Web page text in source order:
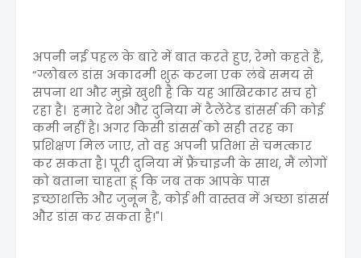
अपनी नई पहल के बारे में बात करते हुए, रेमो कहते हैं,
“ग्लोबल डांस अकादमी शुरू करना एक लंबे समय से
सपना था और मुझे खुशी है कि यह आखिरकार सच हो
रहा है। हमारे देश और दुनिया में टैलेंटेड डांसर्स की कोई
कमी नहीं है। अगर किसी डांसर्स को सही तरह का
प्रशिक्षण मिल जाए, तो वह अपनी प्रतिभा से चमत्कार
कर सकता है। पूरी दुनिया में फ्रैंचाइजी के साथ, मैं लोगों
को बताना चाहता हूं कि जब तक आपके पास
इच्छाशक्ति और जुनून है, कोई भी वास्तव में अच्छा डांसर्स
और डांस कर सकता है!"।